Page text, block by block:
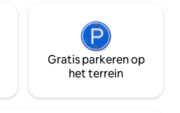
Gratis parkeren op
het terrein